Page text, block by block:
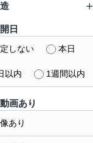
日
しない 本日
以内 1週間以内
画あり
あり